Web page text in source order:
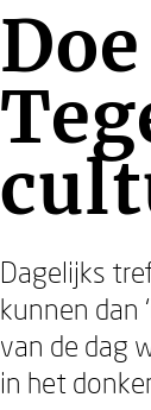
Dagelijks
kunnen dan
van de dag
in het